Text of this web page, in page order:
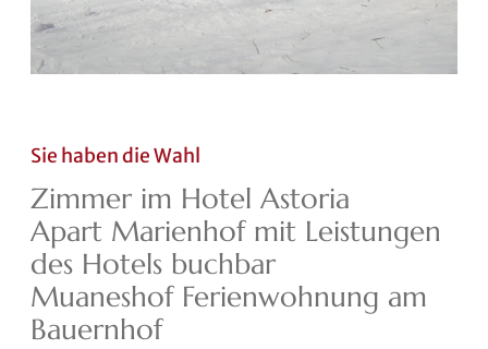
Zimmer im Hotel Astoria
Apart Marienhof mit Leistungen
des Hotels buchbar
Muaneshof Ferienwohnung am
Bauernhof
Sie haben die Wahl